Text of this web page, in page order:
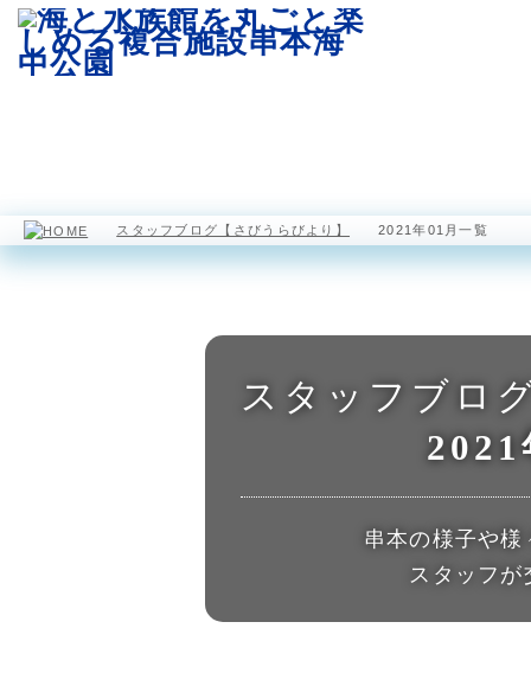
スタッフブログ【さびうらびより】 2021年01月一覧
スタッフブロ
2021
串本の様子や
スタッフ